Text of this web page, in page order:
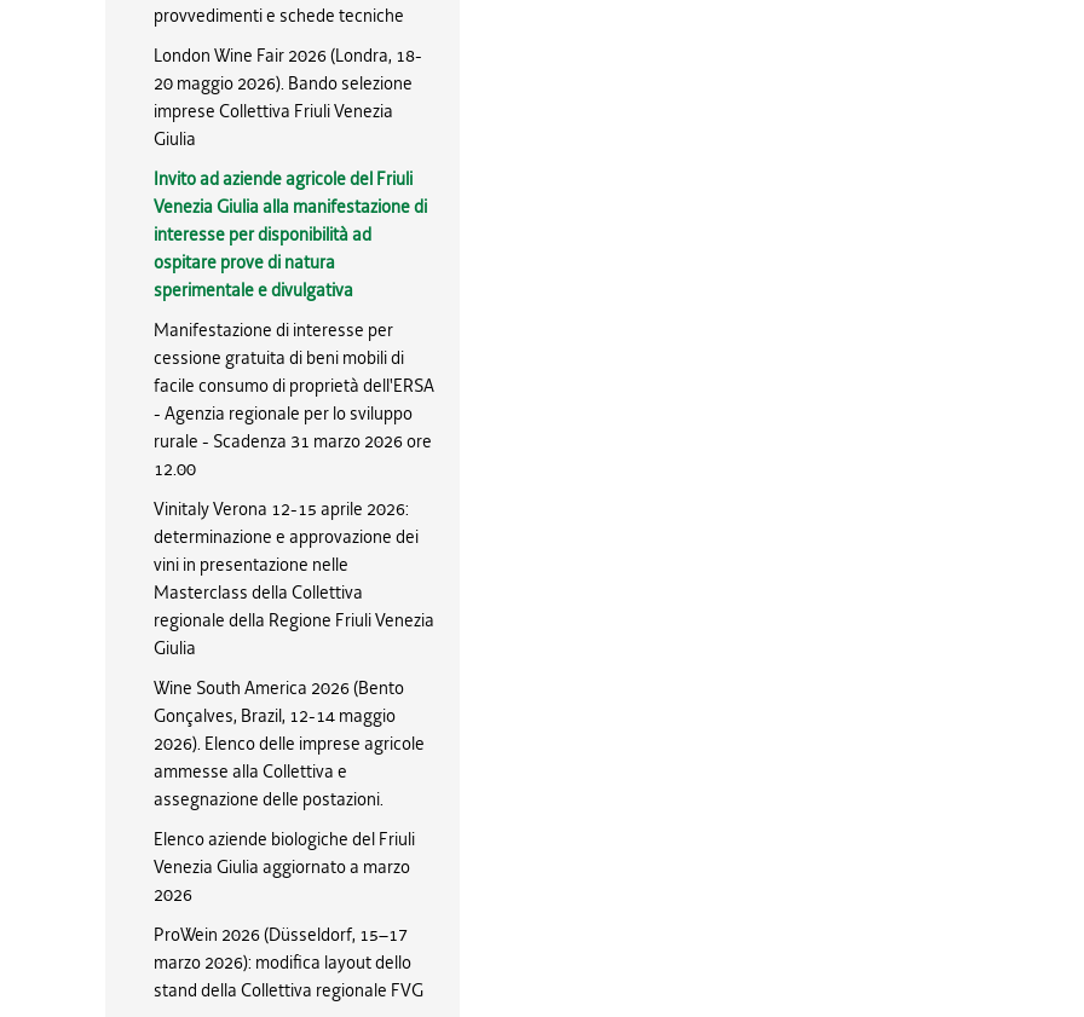
provvedimenti e schede tecniche
London Wine Fair 2026 (Londra, 18-
20 maggio 2026). Bando selezione
imprese Collettiva Friuli Venezia
Giulia
Invito ad aziende agricole del Friuli
Venezia Giulia alla manifestazione di
interesse per disponibilità ad
ospitare prove di natura
sperimentale e divulgativa
Manifestazione di interesse per
cessione gratuita di beni mobili di
facile consumo di proprietà dell'ERSA
- Agenzia regionale per lo sviluppo
rurale - Scadenza 31 marzo 2026 ore
12.00
Vinitaly Verona 12-15 aprile 2026:
determinazione e approvazione dei
vini in presentazione nelle
Masterclass della Collettiva
regionale della Regione Friuli Venezia
Giulia
Wine South America 2026 (Bento
Gonçalves, Brazil, 12-14 maggio
2026). Elenco delle imprese agricole
ammesse alla Collettiva e
assegnazione delle postazioni.
Elenco aziende biologiche del Friuli
Venezia Giulia aggiornato a marzo
2026
ProWein 2026 (Düsseldorf, 15–17
marzo 2026): modifica layout dello
stand della Collettiva regionale FVG